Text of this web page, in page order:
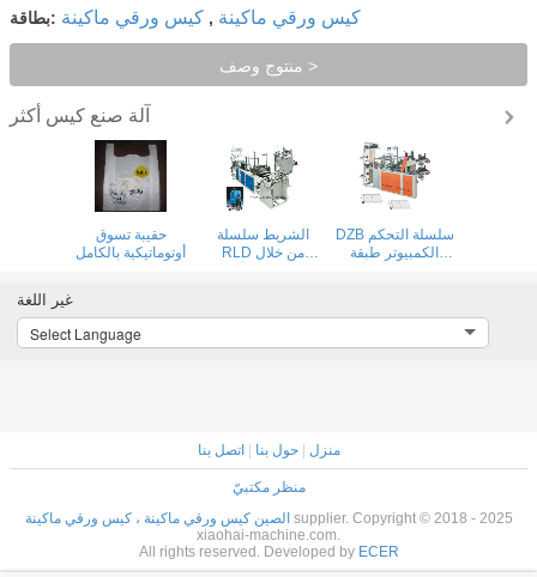
بطاقة: كيس ورقي ماكينة , كيس ورقي ماكينة
منتوج وصف >
آلة صنع كيس
حقيبة تسوق
أوتوماتيكية بالكامل
الشريط سلسلة
RLD من خلال
DZB سلسلة التحكم
الكمبيوتر طبقة
آلة
غير اللغة
Select Language
منزل |حول بنا |اتصل بنا
منظر مكتبيّ
الصين كيس ورقي ماكينة ، كيس ورقي ماكينةsupplier. Copyright © 2018 - 2025
xiaohai-machine.com.
All rights reserved. Developed by ECER